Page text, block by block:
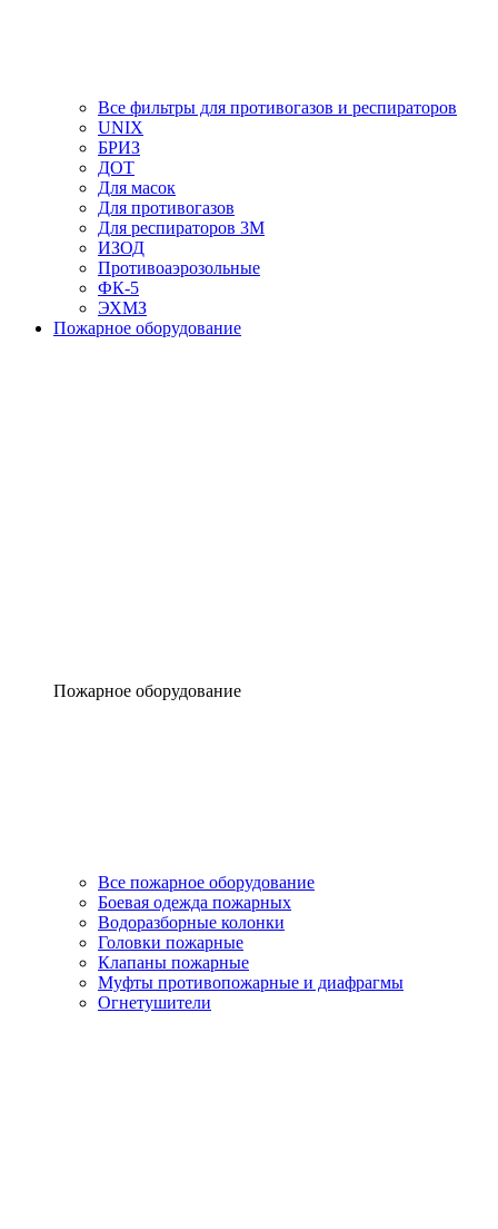
Все фильтры для противогазов и респираторов
UNIX
БРИЗ
ДОТ
Для масок
Для противогазов
Для респираторов 3М
ИЗОД
Противоаэрозольные
ФК-5
ЭХМЗ
Пожарное оборудование
Пожарное оборудование
Все пожарное оборудование
Боевая одежда пожарных
Водоразборные колонки
Головки пожарные
Клапаны пожарные
Муфты противопожарные и диафрагмы
Огнетушители